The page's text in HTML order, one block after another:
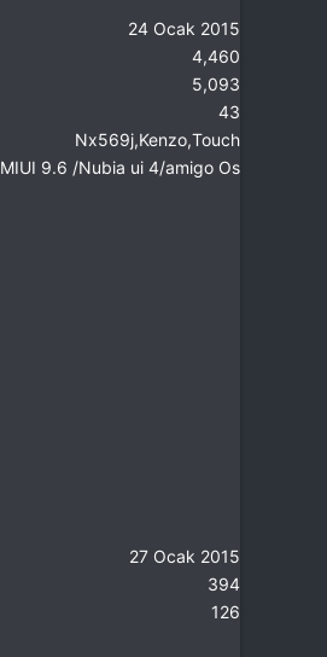
24 Ocak 2015
4,460
5,093
43
Nx569j,Kenzo,Touch
MIUI 9.6 /Nubia ui 4/amigo Os
27 Ocak 2015
394
126